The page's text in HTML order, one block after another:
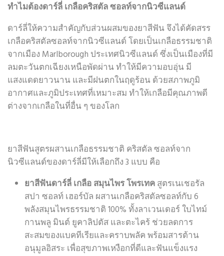
ทำไมต้องดาร์ลี่ เกลือคริสตัล ซอลท์จากนิวซีแลนด์
ดาร์ลี่ให้ความสำคัญกับส่วนผสมของยาสีฟัน จึงได้คัดสรร
เกลือคริสตัลซอลท์จากนิวซีแลนด์ โดยเป็นเกลือธรรมชาติ
จากเมือง Marlborough ประเทศนิวซีแลนด์ ซึ่งเป็นเมืองที่มี
ลมตะวันตกเฉียงเหนือพัดผ่าน ทำให้มีความอบอุ่น มี
แสงแดดยาวนาน และมีฝนตกในฤดูร้อน ด้วยสภาพภูมิ
อากาศและภูมิประเทศที่เหมาะสม ทำให้เกลือมีคุณภาพดี
ต่างจากเกลือในที่อื่น ๆ ของโลก
ยาสีฟันสูตรผสานเกลือธรรมชาติ คริสตัล ซอลท์จาก
นิวซีแลนด์ของดาร์ลี่มีให้เลือกถึง 3 แบบ คือ
ยาสีฟันดาร์ลี่ เกลือ สมุนไพร โพรเทคสูตรเนเชอรัล
สปา ซอลท์ เฮอร์บัล ผสานเกลือคริสตัลซอลท์กับ 6
พลังสมุนไพรธรรมชาติ 100% ทั้งลาเวนเดอร์ ใบไทม์
กานพลู มินต์ ยูคาลิปตัส และตะไคร้ ช่วยลดการ
สะสมของแบคทีเรียและคราบพลัค พร้อมสารต้าน
อนุมูลอิสระ เพื่อสุขภาพเหงือกที่ดีและฟันแข็งแรง